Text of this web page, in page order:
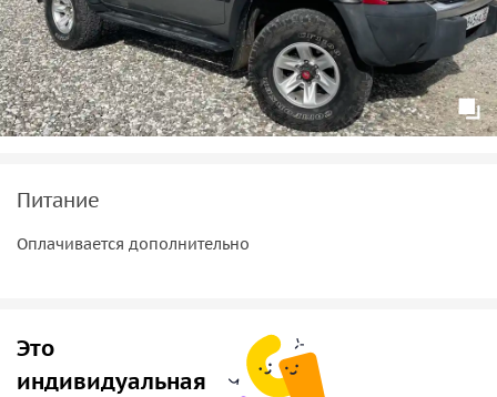
Питание
Оплачивается дополнительно
Это
индивидуальная